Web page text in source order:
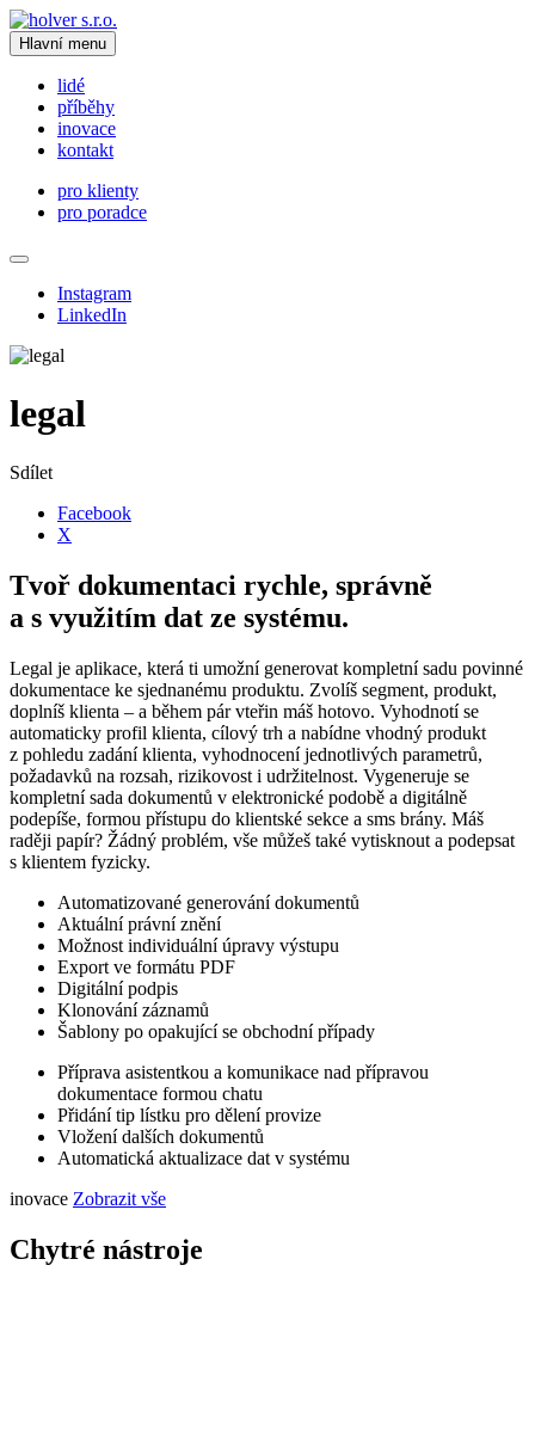
Hlavní menu
lidé
příběhy
inovace
kontakt
pro klienty
pro poradce
Instagram
LinkedIn
legal
Sdílet
Facebook
X
Tvoř dokumentaci rychle, správně
a s využitím dat ze systému.
Legal je aplikace, která ti umožní generovat kompletní sadu povinné
dokumentace ke sjednanému produktu. Zvolíš segment, produkt,
doplníš klienta – a během pár vteřin máš hotovo. Vyhodnotí se
automaticky profil klienta, cílový trh a nabídne vhodný produkt
z pohledu zadání klienta, vyhodnocení jednotlivých parametrů,
požadavků na rozsah, rizikovost i udržitelnost. Vygeneruje se
kompletní sada dokumentů v elektronické podobě a digitálně
podepíše, formou přístupu do klientské sekce a sms brány. Máš
raději papír? Žádný problém, vše můžeš také vytisknout a podepsat
s klientem fyzicky.
Automatizované generování dokumentů
Aktuální právní znění
Možnost individuální úpravy výstupu
Export ve formátu PDF
Digitální podpis
Klonování záznamů
Šablony po opakující se obchodní případy
Příprava asistentkou a komunikace nad přípravou
dokumentace formou chatu
Přidání tip lístku pro dělení provize
Vložení dalších dokumentů
Automatická aktualizace dat v systému
inovace Zobrazit vše
Chytré nástroje